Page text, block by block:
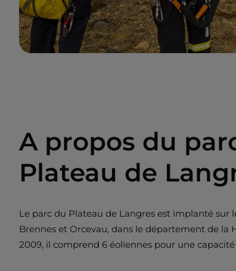
A propos du
Plateau de
Le parc du Plateau de Langres est implanté sur
Brennes et Orcevau, dans le département de la
2009, il comprend 6 éoliennes pour une